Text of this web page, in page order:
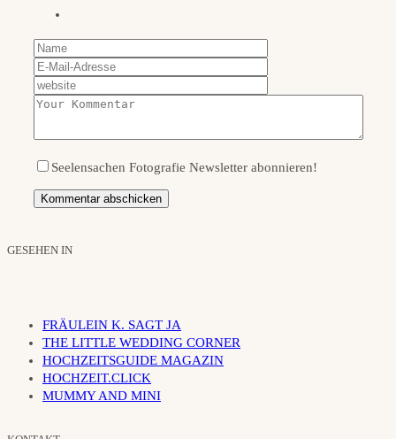
Seelensachen Fotografie Newsletter abonnieren!
GESEHEN IN
FRÄULEIN K. SAGT JA
THE LITTLE WEDDING CORNER
HOCHZEITSGUIDE MAGAZIN
HOCHZEIT.CLICK
MUMMY AND MINI